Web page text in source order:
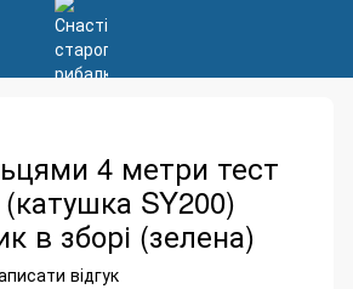
4 метри тест
SY200)
в зборі (зелена)
відгук